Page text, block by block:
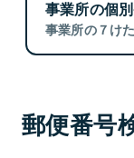
事業所の個
事業所の７け
郵便番号